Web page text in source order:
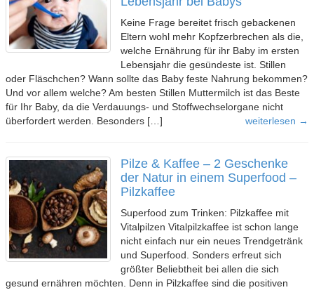
Keine Frage bereitet frisch gebackenen
Eltern wohl mehr Kopfzerbrechen als die,
welche Ernährung für ihr Baby im ersten
Lebensjahr die gesündeste ist. Stillen
oder Fläschchen? Wann sollte das Baby feste Nahrung bekommen?
Und vor allem welche? Am besten Stillen Muttermilch ist das Beste
für Ihr Baby, da die Verdauungs- und Stoffwechselorgane nicht
überfordert werden. Besonders […]
weiterlesen →
Pilze & Kaffee – 2 Geschenke
der Natur in einem Superfood –
Pilzkaffee
Superfood zum Trinken: Pilzkaffee mit
Vitalpilzen Vitalpilzkaffee ist schon lange
nicht einfach nur ein neues Trendgetränk
und Superfood. Sonders erfreut sich
größter Beliebtheit bei allen die sich
gesund ernähren möchten. Denn in Pilzkaffee sind die positiven